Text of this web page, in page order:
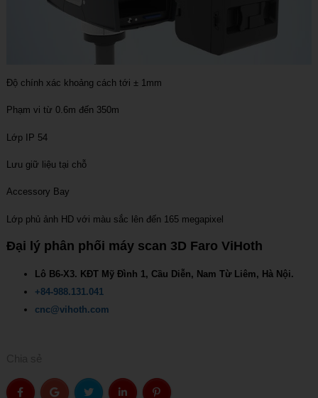
Độ chính xác khoảng cách tới ± 1mm
Phạm vi từ 0.6m đến 350m
Lớp IP 54
Lưu giữ liệu tại chỗ
Accessory Bay
Lớp phủ ảnh HD với màu sắc lên đến 165 megapixel
Đại lý phân phối máy scan 3D Faro ViHoth
Lô B6-X3. KĐT Mỹ Đình 1, Cầu Diễn, Nam Từ Liêm, Hà Nội.
+84-988.131.041
cnc@vihoth.com